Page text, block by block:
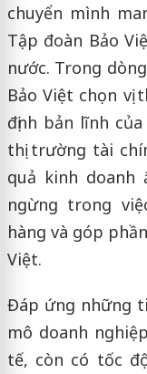
chuyển mình
Tập đoàn Bảo
nước. Trong
Bảo Việt chọn vị
định bản lĩnh
thị trường tài
quả kinh doanh
ngừng trong
hàng và góp
Việt.
Đáp ứng những
mô doanh
tế, còn có tốc